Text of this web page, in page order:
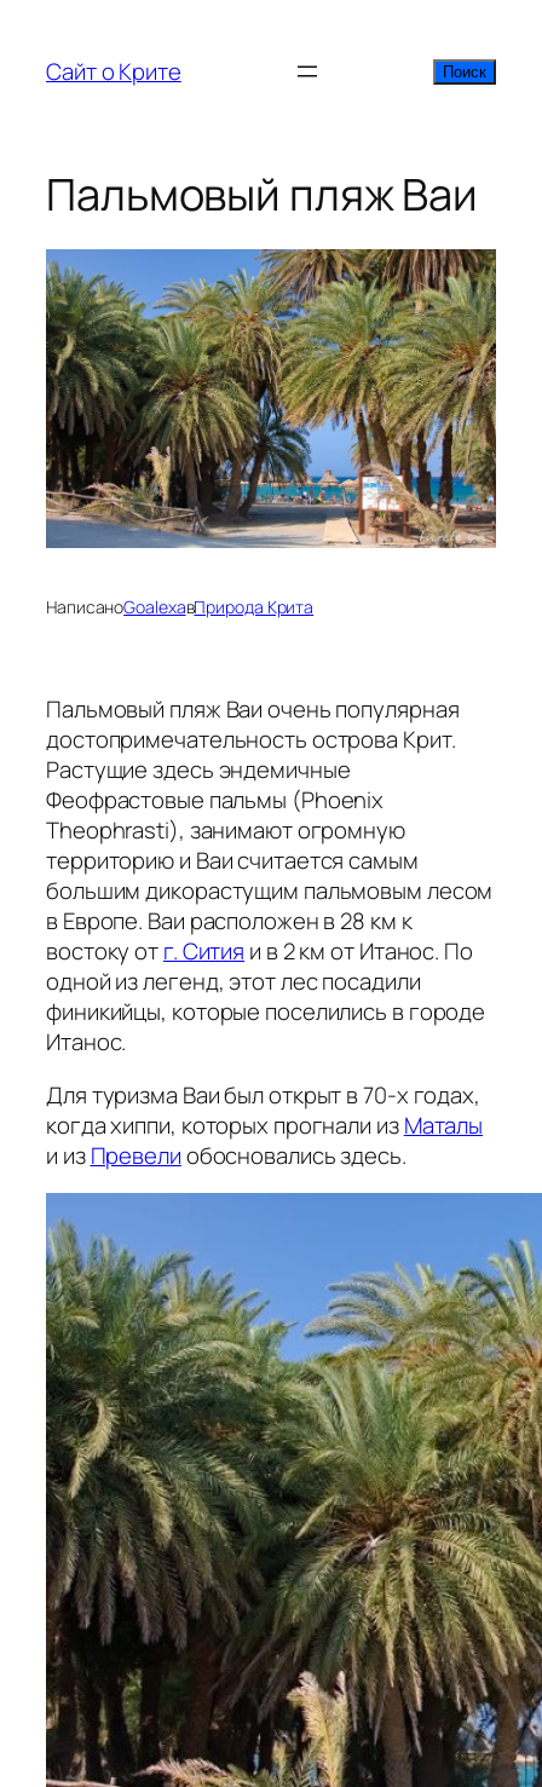
содержимому
Сайт о Крите Поиск
Поиск
Пальмовый пляж Ваи
НаписаноGoalexaвПрирода Крита
Пальмовый пляж Ваи очень популярная
достопримечательность острова Крит.
Растущие здесь эндемичные
Феофрастовые пальмы (Phoenix
Theophrasti), занимают огромную
территорию и Ваи считается самым
большим дикорастущим пальмовым лесом
в Европе. Ваи расположен в 28 км к
востоку отг. Сития и в 2 км от Итанос. По
одной из легенд, этот лес посадили
финикийцы, которые поселились в городе
Итанос.
Для туризма Ваи был открыт в 70-х годах,
когда хиппи, которых прогнали изМаталы
и изПревелиобосновались здесь.